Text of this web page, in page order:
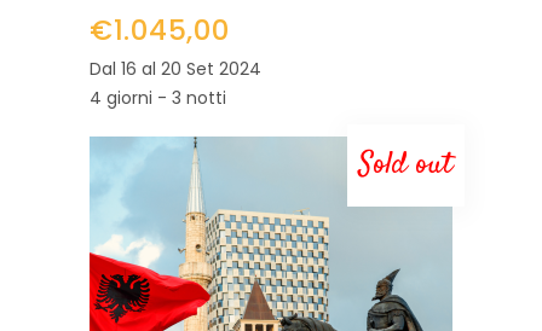
€1.045,00
Dal 16 al 20 Set 2024
4 giorni - 3 notti
Sold out
LEGGI TUTTO